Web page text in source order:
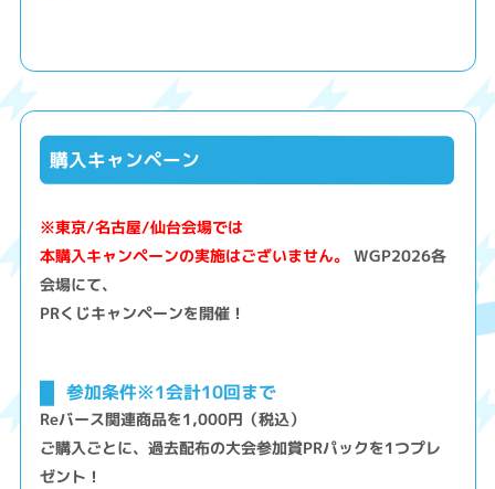
購入キャンペーン
※東京/名古屋/仙台会場では
本購入キャンペーンの実施はございません。 WGP2026各
会場にて、
PRくじキャンペーンを開催！
参加条件※1会計10回まで
Reバース関連商品を1,000円（税込）
ご購入ごとに、過去配布の大会参加賞PRパックを1つプレ
ゼント！